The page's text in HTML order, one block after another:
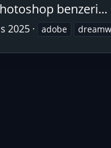
benzeri...
2025 adobe